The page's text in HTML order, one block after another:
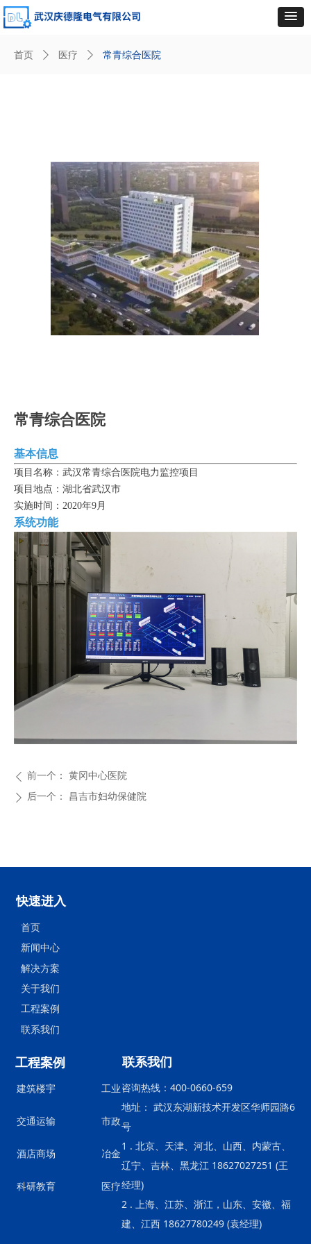
首页 ꄲ 医疗 ꄲ 常青综合医院
基本信息
项目名称：武汉常青综合医院电力监控项目
项目地点：湖北省武汉市
实施时间：2020年9月
系统功能
常青综合医院
ꄴ 前一个： 黄冈中心医院
ꄲ 后一个： 昌吉市妇幼保健院
联系我们
咨询热线：400-0660-659
地址： 武汉东湖新技术开发区华师园路6
号
1 . 北京、天津、河北、山西、内蒙古、
辽宁、吉林、黑龙江 18627027251 (王
经理)
2 . 上海、江苏、浙江，山东、安徽、福
建、江西 18627780249 (袁经理)
建筑楼宇
交通运输
酒店商场
科研教育
工业
市政
冶金
医疗
工程案例
首页
新闻中心
解决方案
关于我们
工程案例
联系我们
快速进入